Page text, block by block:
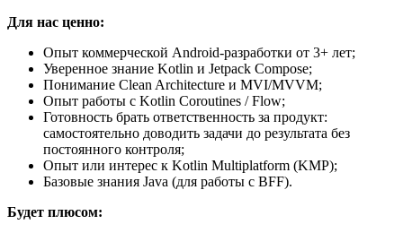
Для нас ценно:
Опыт коммерческой Android-разработки от 3+ лет;
Уверенное знание Kotlin и Jetpack Compose;
Понимание Clean Architecture и MVI/MVVM;
Опыт работы с Kotlin Coroutines / Flow;
Готовность брать ответственность за продукт:
самостоятельно доводить задачи до результата без
постоянного контроля;
Опыт или интерес к Kotlin Multiplatform (KMP);
Базовые знания Java (для работы с BFF).
Будет плюсом: